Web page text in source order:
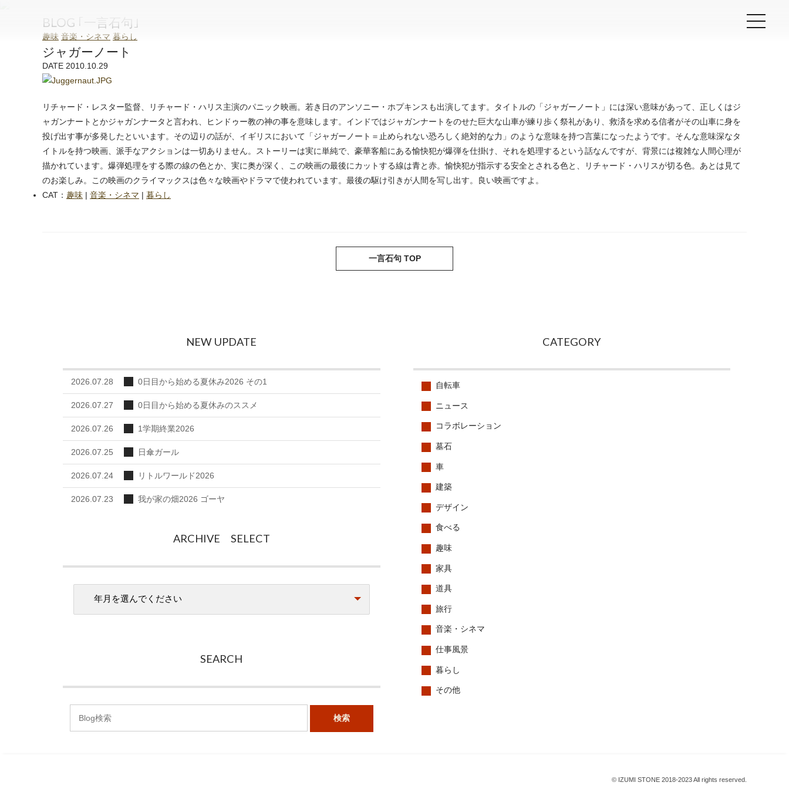
BLOG ｢一言石句｣
趣味 音楽・シネマ 暮らし
ジャガーノート
DATE 2010.10.29
リチャード・レスター監督、リチャード・ハリス主演のパニック映画。若き日のアンソニー・ホプキンスも出演してます。タイトルの「ジャガーノート」には深い意味があって、正しくはジ
ャガンナートとかジャガンナータと言われ、ヒンドゥー教の神の事を意味します。インドではジャガンナートをのせた巨大な山車が練り歩く祭礼があり、救済を求める信者がその山車に身を
投げ出す事が多発したといいます。その辺りの話が、イギリスにおいて「ジャガーノート＝止められない恐ろしく絶対的な力」のような意味を持つ言葉になったようです。そんな意味深なタ
イトルを持つ映画、派手なアクションは一切ありません。ストーリーは実に単純で、豪華客船にある愉快犯が爆弾を仕掛け、それを処理するという話なんですが、背景には複雑な人間心理が
描かれています。爆弾処理をする際の線の色とか、実に奥が深く、この映画の最後にカットする線は青と赤。愉快犯が指示する安全とされる色と、リチャード・ハリスが切る色。あとは見て
のお楽しみ。この映画のクライマックスは色々な映画やドラマで使われています。最後の駆け引きが人間を写し出す。良い映画ですよ。
CAT： 趣味 | 音楽・シネマ | 暮らし
一言石句 TOP
CATEGORY
自転車
ニュース
コラボレーション
墓石
車
建築
デザイン
食べる
趣味
家具
道具
旅行
音楽・シネマ
仕事風景
暮らし
その他
NEW UPDATE
2026.07.28 0日目から始める夏休み2026 その1
2026.07.27 0日目から始める夏休みのススメ
2026.07.26 1学期終業2026
2026.07.25 日傘ガール
2026.07.24 リトルワールド2026
2026.07.23 我が家の畑2026 ゴーヤ
ARCHIVE SELECT
SEARCH
© IZUMI STONE 2018-2023 All rights reserved.